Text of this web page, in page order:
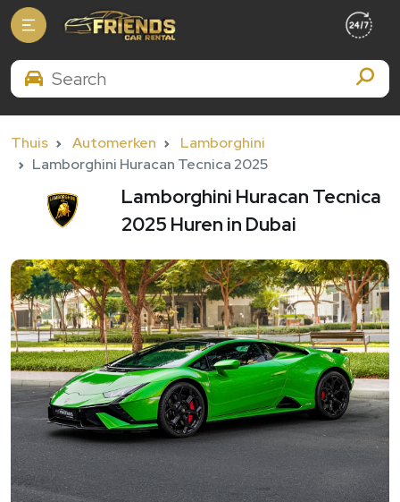
Search Brands
Thuis Automerken
Lamborghini
Lamborghini Huracan Tecnica 2025
Lamborghini Huracan Tecnica
2025 Huren in Dubai